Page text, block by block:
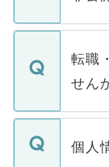
ます。
いた
マイナ
うち
けな
下記
ません
■応募
転職
せん
転職・
ん。
個人